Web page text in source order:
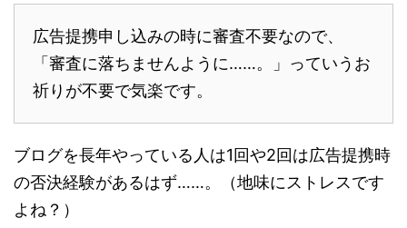
広告提携申し込みの時に審査不要なので、
「審査に落ちませんように……。」っていうお
祈りが不要で気楽です。
ブログを長年やっている人は1回や2回は広告提携時
の否決経験があるはず……。（地味にストレスです
よね？）